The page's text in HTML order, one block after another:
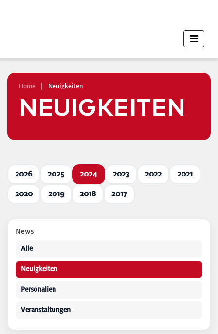
Home Neuigkeiten
NEUIGKEITEN
2026 2025 2024 2023 2022 2021
2020 2019 2018 2017
News
Alle
Neuigkeiten
Personalien
Veranstaltungen